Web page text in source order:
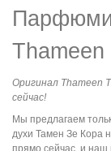
Оригинал Thameen
сейчас!
Мы предлагаем
духи Тамен Зе Кора
прямо сейчас, и наш